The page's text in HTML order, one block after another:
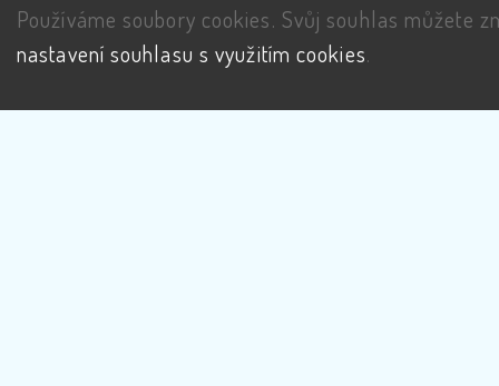
Používáme soubory cookies. Svůj souhlas můžete
nastavení souhlasu s využitím cookies.